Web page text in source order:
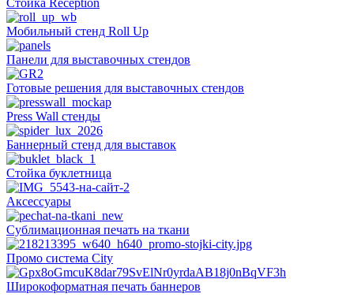
Стойка Reception
Мобильный стенд Roll Up
Панели для выставочных стендов
Готовые решения для выставочных стендов
Press Wall стенды
Баннерный стенд для выставок
Стойка буклетница
Аксессуары
Сублимационная печать на ткани
Промо система City
Широкоформатная печать баннеров